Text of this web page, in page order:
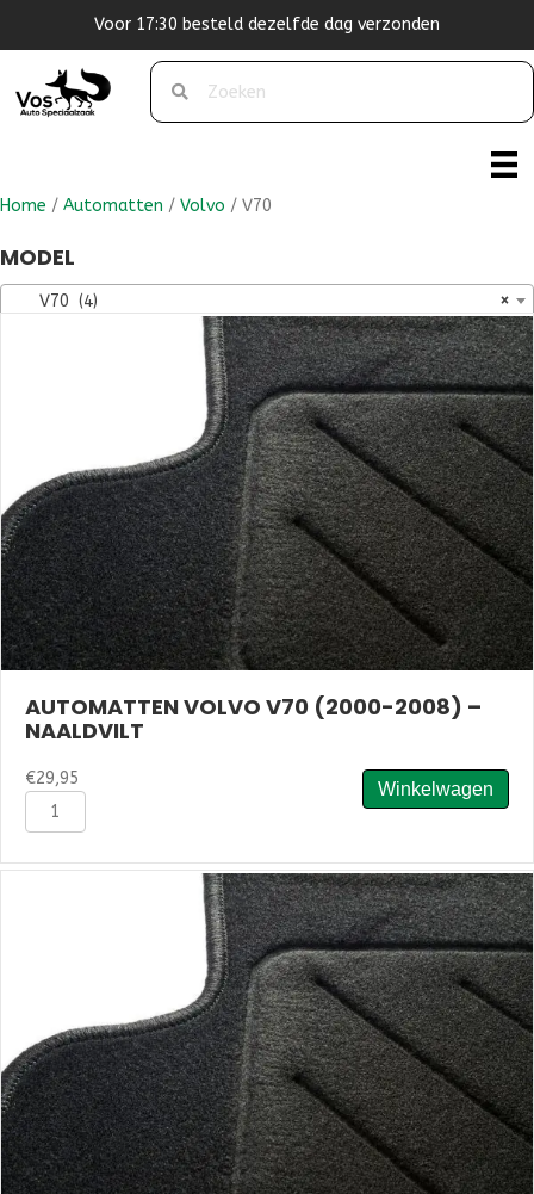
Originele pasvorm
Home / Automatten / Volvo / V70
MODEL
×
V70 (4)
AUTOMATTEN VOLVO V70 (2000-2008) –
NAALDVILT
€29,95
Automatten
Volvo
(2000-
Winkelwagen